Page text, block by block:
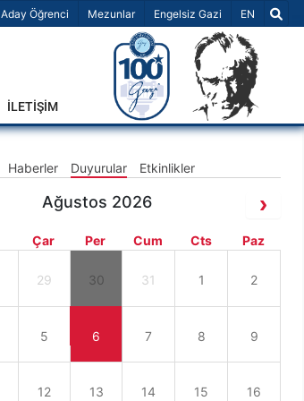
Aday Öğrenci Mezunlar Engelsiz Gazi Dil Seçiniz
EN
İLETİŞİM
Haberler Duyurular Etkinlikler
Ağustos 2026
Çar Per Cum Cts Paz
29 30 31 1 2
5 6 7 8 9
12 13 14 15 16